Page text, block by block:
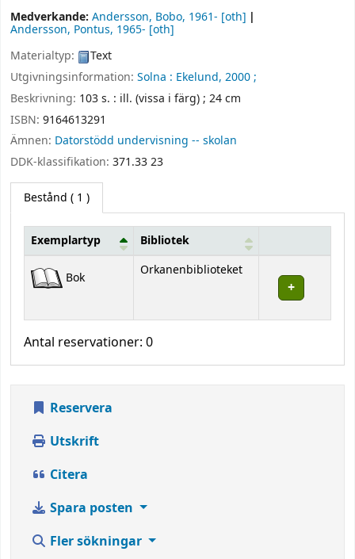
Medverkande: Andersson, Bobo, 1961- [oth]
Andersson, Pontus, 1965- [oth]
Materialtyp:
Text
Utgivningsinformation: Solna : Ekelund, 2000 ;
Beskrivning: 103 s. : ill. (vissa i färg) ; 24 cm
ISBN: 9164613291
Ämnen: Datorstödd undervisning -- skolan
DDK-klassifikation: 371.33 23
Bestånd ( 1 )
Bestånd
Exemplartyp Bibliotek
Bok Orkanenbiblioteket
Antal reservationer: 0
Reservera
Utskrift
Citera
Spara posten
Fler sökningar